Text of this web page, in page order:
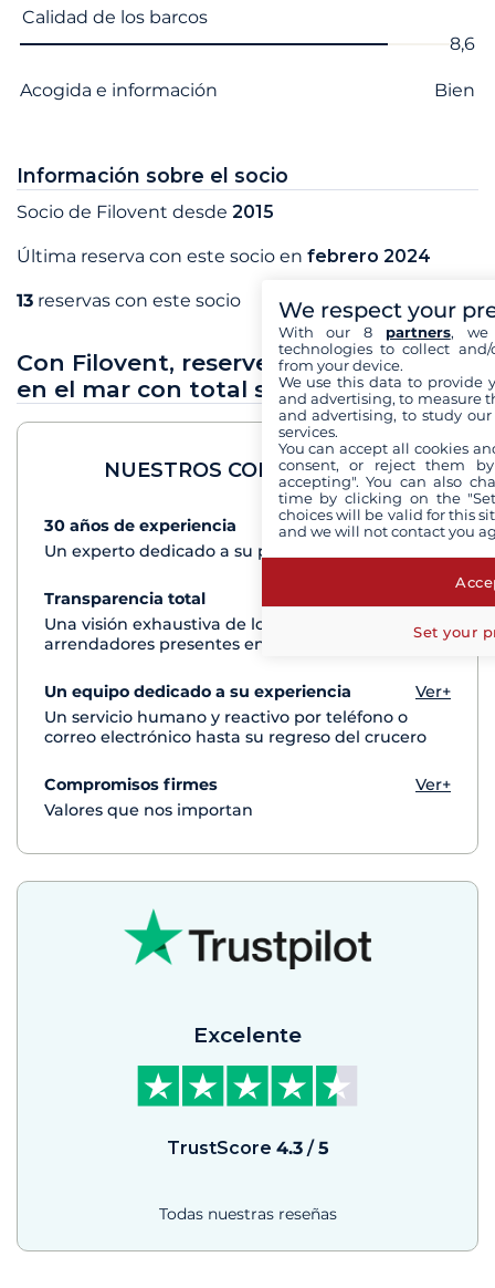
Nombre del criterio
Calidad de los barcos
8,6
Acogida e información Bien
Información sobre el socio
Socio de Filovent desde 2015
Última reserva con este socio en febrero 2024
13 reservas con este socio
Con Filovent, reserve sus vacaciones
en el mar con total seguridad
NUESTROS COMPROMISOS
30 años de experiencia
Ver+
Un experto dedicado a su proyecto de crucero
Transparencia total
Una visión exhaustiva de los barcos de todos los
arrendadores presentes en cada destino
Un equipo dedicado a su experiencia
Ver+
Un servicio humano y reactivo por teléfono o
correo electrónico hasta su regreso del crucero
Compromisos firmes
Ver+
Valores que nos importan
Excelente
TrustScore 4.3/ 5
Todas nuestras reseñas
We respect your
With our 8 partners, we
technologies to collect
from your device.
We use this data to provide
and advertising, to measure
and advertising, to study
services.
You can accept all cookies
consent, or reject them
accepting". You can also
time by clicking on the
choices will be valid for this
and we will not contact you
Set your